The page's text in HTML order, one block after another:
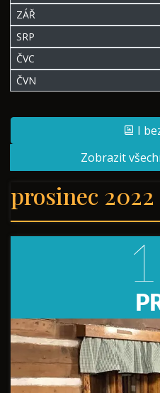
ZÁŘ
SRP
ČVC
ČVN
I
Zobrazit
prosinec 2022